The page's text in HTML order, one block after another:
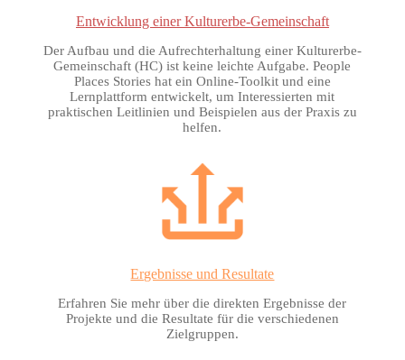
Entwicklung einer Kulturerbe-Gemeinschaft
Der Aufbau und die Aufrechterhaltung einer Kulturerbe-
Gemeinschaft (HC) ist keine leichte Aufgabe. People
Places Stories hat ein Online-Toolkit und eine
Lernplattform entwickelt, um Interessierten mit
praktischen Leitlinien und Beispielen aus der Praxis zu
helfen.
Ergebnisse und Resultate
Erfahren Sie mehr über die direkten Ergebnisse der
Projekte und die Resultate für die verschiedenen
Zielgruppen.